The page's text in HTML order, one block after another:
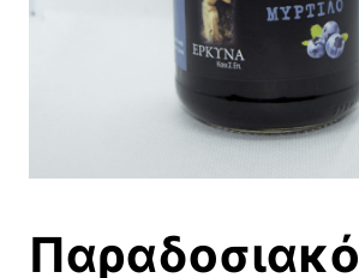
Παραδοσιακό